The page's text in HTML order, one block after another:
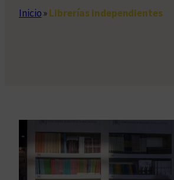
Inicio»Librerías independientes